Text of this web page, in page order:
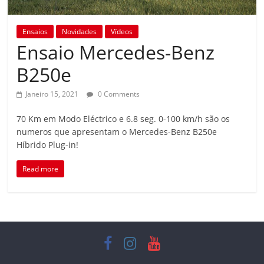
Ensaios Novidades Vídeos
Ensaio Mercedes-Benz
B250e
Janeiro 15, 2021 0 Comments
70 Km em Modo Eléctrico e 6.8 seg. 0-100 km/h são os
numeros que apresentam o Mercedes-Benz B250e
Híbrido Plug-in!
Read more